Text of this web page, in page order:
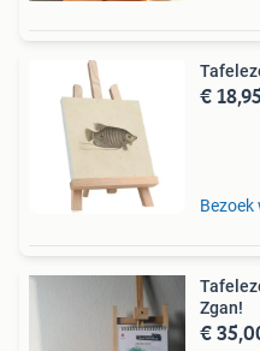
€ 18,95
Bezoek
Zgan!
€